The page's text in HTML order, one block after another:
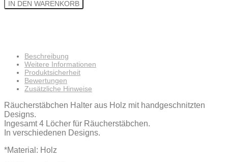
IN DEN WARENKORB
Beschreibung
Weitere Informationen
Produktsicherheit
Bewertungen
Zusätzliche Hinweise
Räucherstäbchen Halter aus Holz mit handgeschnitzten
Designs.
Ingesamt 4 Löcher für Räucherstäbchen.
In verschiedenen Designs.
*Material: Holz